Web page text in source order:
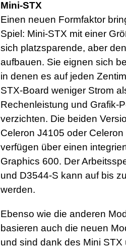
Mini-STX
Einen neuen Formfaktor
Spiel: Mini-STX mit einer
sich platzsparende, aber
aufbauen. Sie eignen sich
in denen es auf jeden
STX-Board weniger Strom
Rechenleistung und Grafik-
verzichten. Die beiden
Celeron J4105 oder
verfügen über einen
Graphics 600. Der
und D3544-S kann auf bis
werden.
Ebenso wie die anderen
basieren auch die neuen
und sind dank des Mini